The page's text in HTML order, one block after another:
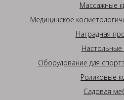
Массажные
Медицинское
Наградная
Настольные
Оборудование для
Роликовые
Садовая